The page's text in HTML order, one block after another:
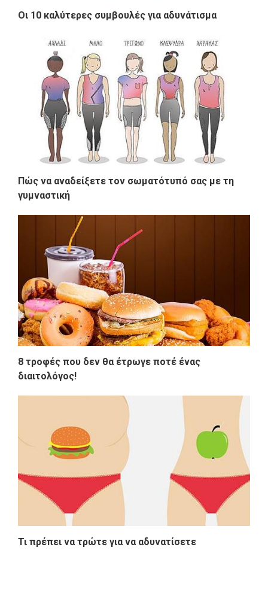
Οι 10 καλύτερες συμβουλές για αδυνάτισμα
Πώς να αναδείξετε τον σωματότυπό σας με τη
γυμναστική
8 τροφές που δεν θα έτρωγε ποτέ ένας
διαιτολόγος!
Τι πρέπει να τρώτε για να αδυνατίσετε